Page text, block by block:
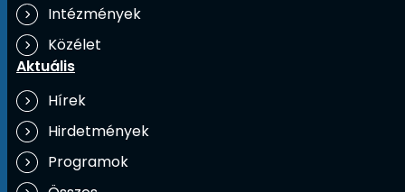
Intézmények
Közélet
Aktuális
Hírek
Hirdetmények
Programok